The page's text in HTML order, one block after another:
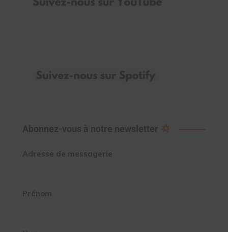
Abonnez-vous à notre newsletter
Adresse de messagerie
Prénom